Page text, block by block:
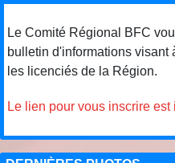
Le Comité Régional BFC
bulletin d'informations visant
les licenciés de la Région.
Le lien pour vous inscrire est